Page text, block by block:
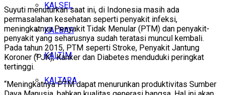
KALSEL
KALBAR
KALTIM
KALTARA
Suyuti menuturkan saat ini, di Indonesia masih ada
permasalahan kesehatan seperti penyakit infeksi,
meningkatnya Penyakit Tidak Menular (PTM) dan penyakit-
penyakit yang seharusnya sudah teratasi muncul kembali.
Pada tahun 2015, PTM seperti Stroke, Penyakit Jantung
Koroner (PJK), Kanker dan Diabetes menduduki peringkat
tertinggi.
“Meningkatnya PTM dapat menurunkan produktivitas Sumber